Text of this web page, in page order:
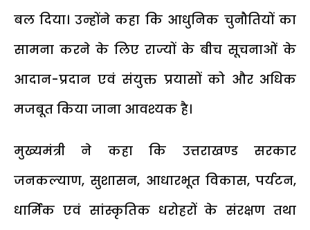
बल दिया। उन्होंने कहा कि आधुनिक चुनौतियों का
सामना करने के लिए राज्यों के बीच सूचनाओं के
आदान-प्रदान एवं संयुक्त प्रयासों को और अधिक
मजबूत किया जाना आवश्यक है।
मुख्यमंत्री ने कहा कि उत्तराखण्ड सरकार
जनकल्याण, सुशासन, आधारभूत विकास, पर्यटन,
धार्मिक एवं सांस्कृतिक धरोहरों के संरक्षण तथा